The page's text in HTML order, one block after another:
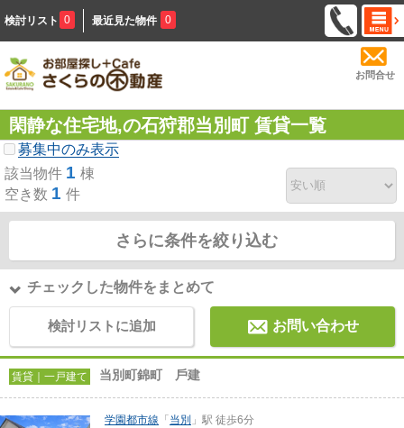
検討リスト 0 最近見た物件 0
お問合せ
閑静な住宅地,の石狩郡当別町 賃貸一覧
募集中のみ表示
該当物件 1 棟
空き数 1 件
さらに条件を絞り込む
チェックした物件をまとめて
検討リストに追加 お問い合わせ
賃貸｜一戸建て 当別町錦町 ⼾建
学園都市線 「 当別 」駅 徒歩6分